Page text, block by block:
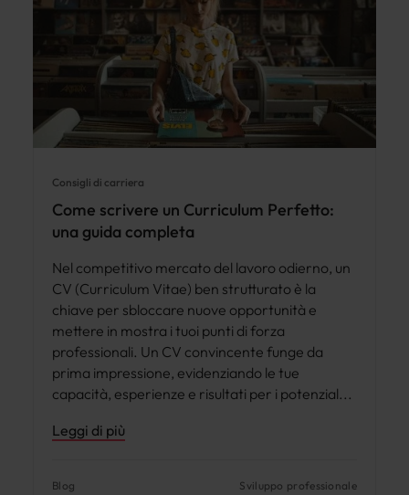
Consigli di carriera
Come scrivere un Curriculum Perfetto:
una guida completa
Nel competitivo mercato del lavoro odierno, un
CV (Curriculum Vitae) ben strutturato è la
chiave per sbloccare nuove opportunità e
mettere in mostra i tuoi punti di forza
professionali. Un CV convincente funge da
prima impressione, evidenziando le tue
capacità, esperienze e risultati per i potenzial
Leggi di più
Blog Sviluppo professionale